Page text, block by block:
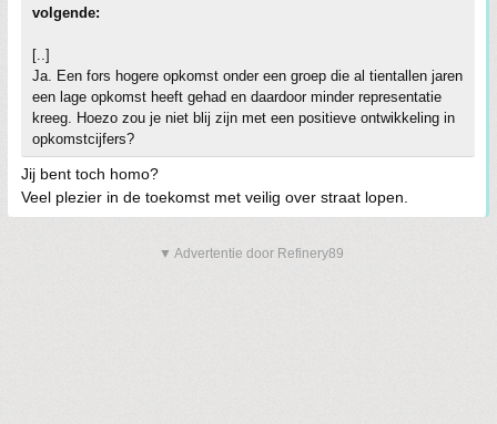
volgende:
[..]
Ja. Een fors hogere opkomst onder een groep die al tientallen jaren
een lage opkomst heeft gehad en daardoor minder representatie
kreeg. Hoezo zou je niet blij zijn met een positieve ontwikkeling in
opkomstcijfers?
Jij bent toch homo?
Veel plezier in de toekomst met veilig over straat lopen.
▼ Advertentie door Refinery89